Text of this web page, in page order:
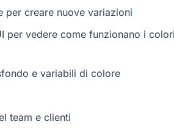
per creare nuove variazioni
per vedere come funzionano i
e variabili di colore
team e clienti